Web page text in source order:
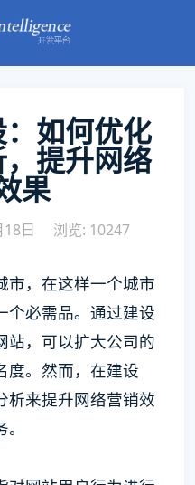
如何优化
提升网络
果
日 浏览: 10247
市，在这样一个城市
个必需品。通过建设
站，可以扩大公司的
度。然而，在建设
析来提升网络营销效